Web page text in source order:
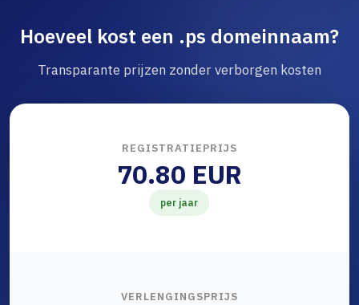
Hoeveel kost een .ps domeinnaam?
Transparante prijzen zonder verborgen kosten
REGISTRATIEPRIJS
70.80 EUR
per jaar
VERLENGINGSPRIJS